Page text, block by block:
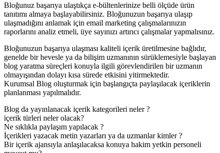
Bloğunuz başarıya ulaştıkça e-bültenlerinize belli ölçüde ürün
tanıtımı almaya başlayabilirsiniz. Bloğunuzun başarıya ulaşıp
ulaşmadığını anlamak için email marketing çalışmalarınızın
raporlarını analiz etmeli, üye sayınızı artırıcı çalışmalar yapmalısınız.
Bloğunuzun başarıya ulaşması kaliteli içerik üretilmesine bağlıdır,
genelde bir hevesle ya da bilişim uzmanının sürüklemesiyle başlayan
blog yaratma süreçleri konuyla ilgili görevlendirilen bir uzmanın
olmayışından dolayı kısa sürede etkisini yitirmektedir.
Kurumsal Blog oluşturmak için başlangıçta paylaşılacak içeriklerin
planlanması yapılmalıdır.
Blog da yayınlanacak içerik kategorileri neler ?
içerik türleri neler olacak?
Ne sıklıkla paylaşım yapılacak ?
İçerikleri yazacak metin yazarları ya da uzmanlar kimler ?
Bir içerik ajansıyla anlaşılacaksa konuya hakim yetkin personeli